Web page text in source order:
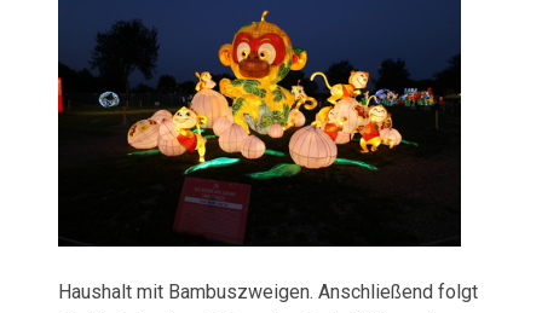
Haushalt mit Bambuszweigen. Anschließend folgt